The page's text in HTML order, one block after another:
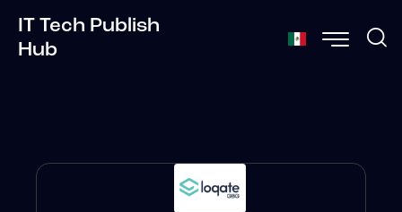
IT Tech Publish
Hub